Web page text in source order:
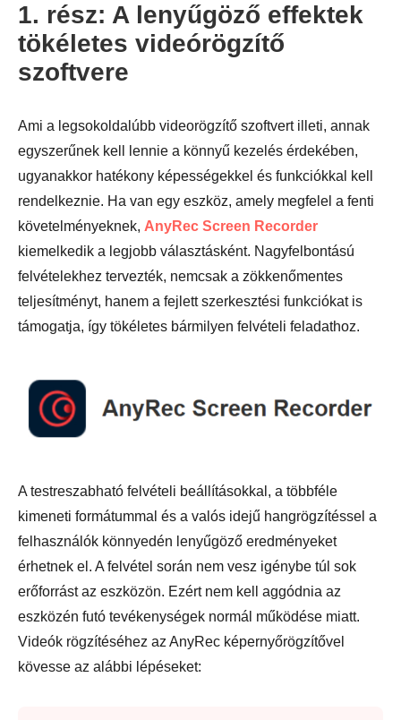
1. rész: A lenyűgöző effektek
tökéletes videórögzítő
szoftvere
Ami a legsokoldalúbb videorögzítő szoftvert illeti, annak
egyszerűnek kell lennie a könnyű kezelés érdekében,
ugyanakkor hatékony képességekkel és funkciókkal kell
rendelkeznie. Ha van egy eszköz, amely megfelel a fenti
követelményeknek, AnyRec Screen Recorder
kiemelkedik a legjobb választásként. Nagyfelbontású
felvételekhez tervezték, nemcsak a zökkenőmentes
teljesítményt, hanem a fejlett szerkesztési funkciókat is
támogatja, így tökéletes bármilyen felvételi feladathoz.
A testreszabható felvételi beállításokkal, a többféle
kimeneti formátummal és a valós idejű hangrögzítéssel a
felhasználók könnyedén lenyűgöző eredményeket
érhetnek el. A felvétel során nem vesz igénybe túl sok
erőforrást az eszközön. Ezért nem kell aggódnia az
eszközén futó tevékenységek normál működése miatt.
Videók rögzítéséhez az AnyRec képernyőrögzítővel
kövesse az alábbi lépéseket: